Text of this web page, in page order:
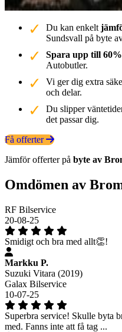
Du kan enkelt
Sundsvall på byte
Spara upp till 60%
Autobutler.
Vi ger dig extra
och delar.
Du slipper
det passar dig.
Få offerter
Jämför offerter på byte av
Omdömen av
RF Bilservice
20-08-25
Smidigt och bra med allt👏!
Markku P.
Suzuki Vitara (2019)
Galax Bilservice
10-07-25
Superbra service! Skulle byta
med. Fanns inte att få tag ...